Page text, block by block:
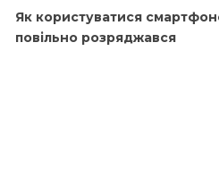
Як користуватися
повільно розряджався